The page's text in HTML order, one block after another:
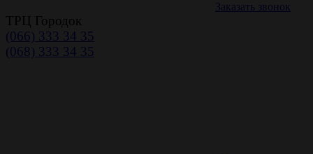
Заказать звонок
ТРЦ Городок
(066) 333 34 35
(068) 333 34 35